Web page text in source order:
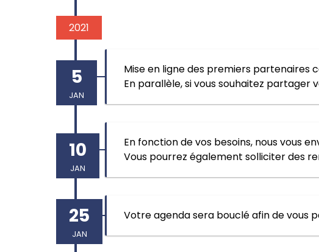
2021
5
JAN
Mise en ligne des premiers partenaires
En parallèle, si vous souhaitez
10
JAN
En fonction de vos besoins, nous vous
Vous pourrez également solliciter des
25
JAN
Votre agenda sera bouclé afin de